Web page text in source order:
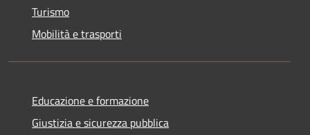
Turismo
Mobilità e trasporti
Educazione e formazione
Giustizia e sicurezza pubblica